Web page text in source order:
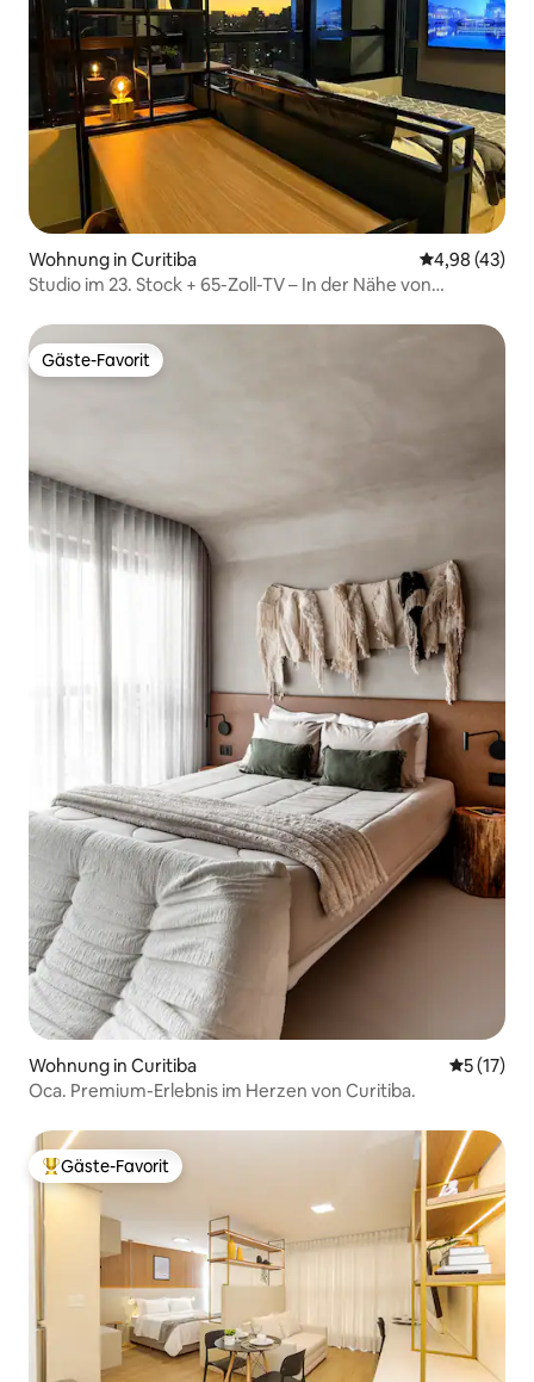
Wohnung in Curitiba
4,98 (43)
Studio im 23. Stock + 65-Zoll-TV – In der Nähe von
Gäste-Favorit
Gäste-Favorit
Wohnung in Curitiba
5 (17)
Oca. Premium-Erlebnis im Herzen von Curitiba.
Beliebter Gäste-Favorit.
Gäste-Favorit